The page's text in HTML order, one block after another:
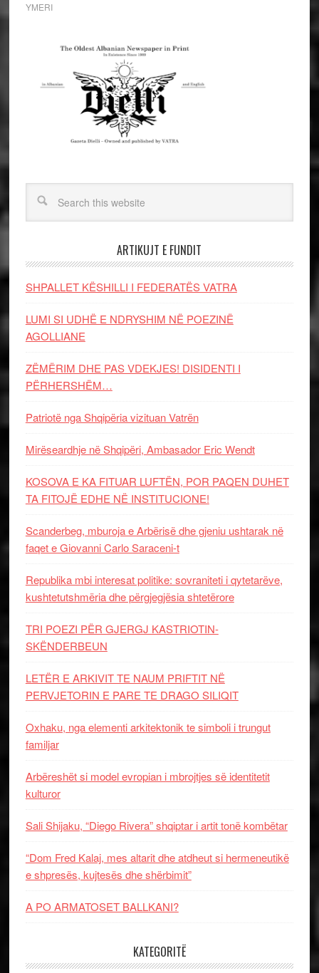
YMERI
ARTIKUJT E FUNDIT
SHPALLET KËSHILLI I FEDERATËS VATRA
LUMI SI UDHË E NDRYSHIM NË POEZINË
AGOLLIANE
ZËMËRIM DHE PAS VDEKJES! DISIDENTI I
PËRHERSHËM…
Patriotë nga Shqipëria vizituan Vatrën
Mirëseardhje në Shqipëri, Ambasador Eric Wendt
KOSOVA E KA FITUAR LUFTËN, POR PAQEN DUHET
TA FITOJË EDHE NË INSTITUCIONE!
Scanderbeg, mburoja e Arbërisë dhe gjeniu ushtarak në
faqet e Giovanni Carlo Saraceni-t
Republika mbi interesat politike: sovraniteti i qytetarëve,
kushtetutshmëria dhe përgjegjësia shtetërore
TRI POEZI PËR GJERGJ KASTRIOTIN-
SKËNDERBEUN
LETËR E ARKIVIT TE NAUM PRIFTIT NË
PERVJETORIN E PARE TE DRAGO SILIQIT
Oxhaku, nga elementi arkitektonik te simboli i trungut
familjar
Arbëreshët si model evropian i mbrojtjes së identitetit
kulturor
Sali Shijaku, “Diego Rivera” shqiptar i artit tonë kombëtar
“Dom Fred Kalaj, mes altarit dhe atdheut si hermeneutikë
e shpresës, kujtesës dhe shërbimit”
A PO ARMATOSET BALLKANI?
KATEGORITË